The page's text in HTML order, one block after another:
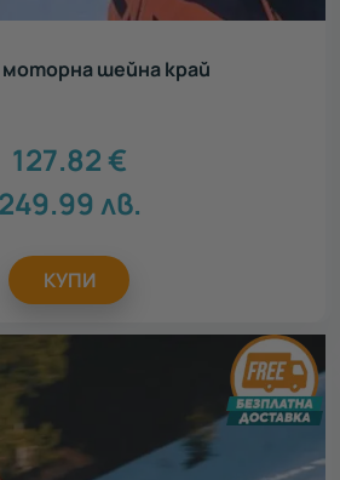
шейна край
127.82€
249.99 лв.
КУПИ